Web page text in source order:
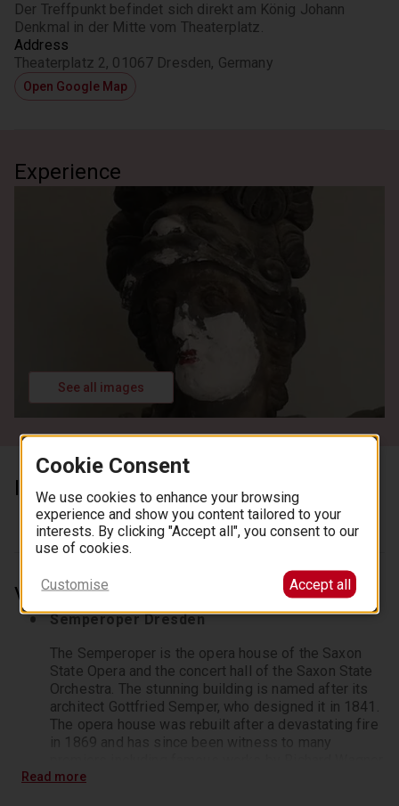
Der Treffpunkt befindet sich direkt am König Johann
Denkmal in der Mitte vom Theaterplatz.
Address
Theaterplatz 2, 01067 Dresden, Germany
Open Google Map
Experience
See all images
Inclusions
Guide
Venues
Semperoper Dresden
The Semperoper is the opera house of the Saxon
State Opera and the concert hall of the Saxon State
Orchestra. The stunning building is named after its
architect Gottfried Semper, who designed it in 1841.
The opera house was rebuilt after a devastating fire
in 1869 and has since been witness to many
and Richard Strauss.
Read more
Cookie Consent
We use cookies to enhance your browsing
experience and show you content tailored to your
interests. By clicking "Accept all", you consent to our
use of cookies.
Customise Accept all